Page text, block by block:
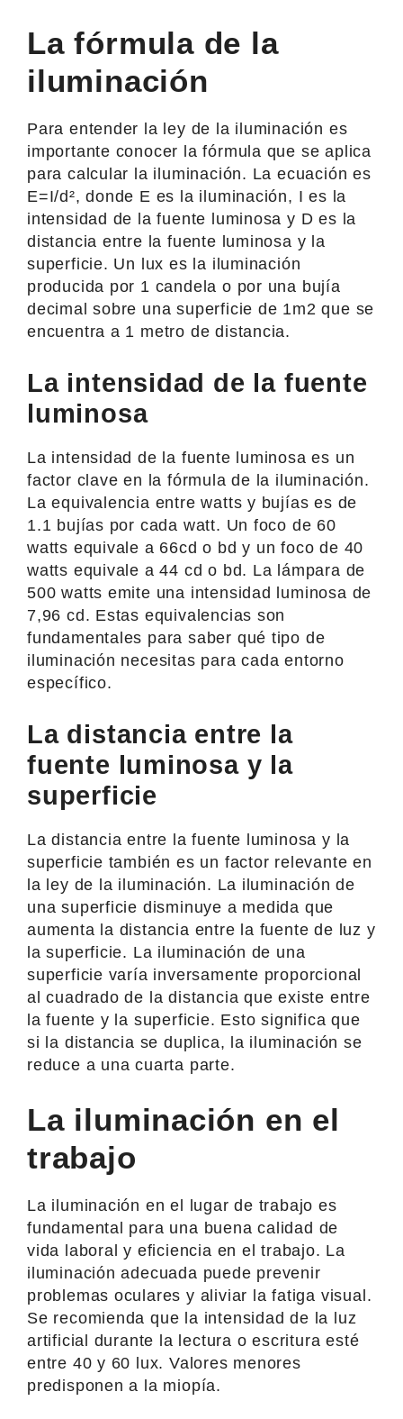
La fórmula de la
iluminación
Para entender la ley de la iluminación es
importante conocer la fórmula que se aplica
para calcular la iluminación. La ecuación es
E=I/d², donde E es la iluminación, I es la
intensidad de la fuente luminosa y D es la
distancia entre la fuente luminosa y la
superficie. Un lux es la iluminación
producida por 1 candela o por una bujía
decimal sobre una superficie de 1m2 que se
encuentra a 1 metro de distancia.
La intensidad de la fuente
luminosa
La intensidad de la fuente luminosa es un
factor clave en la fórmula de la iluminación.
La equivalencia entre watts y bujías es de
1.1 bujías por cada watt. Un foco de 60
watts equivale a 66cd o bd y un foco de 40
watts equivale a 44 cd o bd. La lámpara de
500 watts emite una intensidad luminosa de
7,96 cd. Estas equivalencias son
fundamentales para saber qué tipo de
iluminación necesitas para cada entorno
específico.
La distancia entre la
fuente luminosa y la
superficie
La distancia entre la fuente luminosa y la
superficie también es un factor relevante en
la ley de la iluminación. La iluminación de
una superficie disminuye a medida que
aumenta la distancia entre la fuente de luz y
la superficie. La iluminación de una
superficie varía inversamente proporcional
al cuadrado de la distancia que existe entre
la fuente y la superficie. Esto significa que
si la distancia se duplica, la iluminación se
reduce a una cuarta parte.
La iluminación en el
trabajo
La iluminación en el lugar de trabajo es
fundamental para una buena calidad de
vida laboral y eficiencia en el trabajo. La
iluminación adecuada puede prevenir
problemas oculares y aliviar la fatiga visual.
Se recomienda que la intensidad de la luz
artificial durante la lectura o escritura esté
entre 40 y 60 lux. Valores menores
predisponen a la miopía.